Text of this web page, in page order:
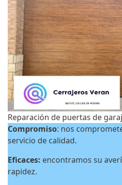
Reparación de puertas de
Compromiso: nos
servicio de calidad.
Eficaces: encontramos su
rapidez.